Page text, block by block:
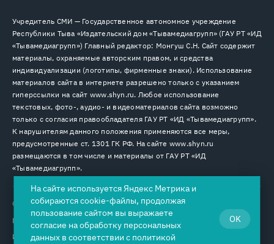
Учредитель СМИ — Государственное автономное учреждение
Республики Тыва «Издательский дом «Тывамедиагрупп» (ГАУ РТ «ИД
«Тывамедиагрупп») Главный редактор: Монгуш С.Н. Сайт содержит
материалы, охраняемые авторским правом, и средства
индивидуализации (логотипы, фирменные знаки). Использование
материалов сайта в интернете разрешено только с указанием
гиперссылки на сайт www.shyn.ru. Любое использование
текстовых, фото-, аудио- и видеоматериалов сайта возможно
только с согласия правообладателя ГАУ РТ «ИД «Тывамедиагрупп».
К нарушителям данного положения применяются все меры,
предусмотренные ст. 1301 ГК РФ. На сайте www.shyn.ru
размещаются в том числе и материалы от ГАУ РТ «ИД
«Тывамедиагрупп».
© 2026. Все права защищены.
12+
Пользовательское соглашение
Использование cookie-файлов
На сайте используется Яндекс Метрика и
собираются cookie-файлы, продолжая
пользование сайтом вы выражаете
согласие наобработку персональных
данных в соответствии с политикой
OK